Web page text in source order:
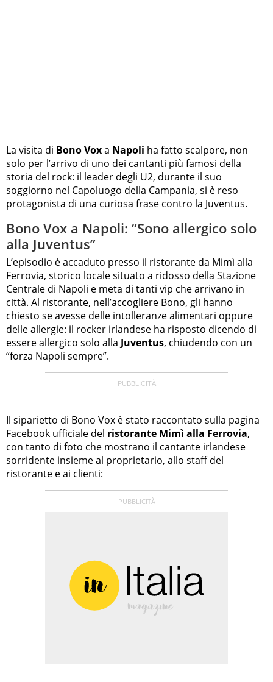
La visita di Bono Voxa Napoli ha fatto scalpore, non
solo per l’arrivo di uno dei cantanti più famosi della
storia del rock: il leader degli U2, durante il suo
soggiorno nel Capoluogo della Campania, si è reso
protagonista di una curiosa frase contro la Juventus.
Bono Vox a Napoli: “Sono allergico solo
alla Juventus”
L’episodio è accaduto presso il ristorante da Mimì alla
Ferrovia, storico locale situato a ridosso della Stazione
Centrale di Napoli e meta di tanti vip che arrivano in
città. Al ristorante, nell’accogliere Bono, gli hanno
chiesto se avesse delle intolleranze alimentari oppure
delle allergie: il rocker irlandese ha risposto dicendo di
essere allergico solo alla Juventus, chiudendo con un
“forza Napoli sempre”.
Il siparietto di Bono Vox è stato raccontato sulla pagina
Facebook ufficiale del ristorante Mimì alla Ferrovia,
con tanto di foto che mostrano il cantante irlandese
sorridente insieme al proprietario, allo staff del
ristorante e ai clienti: